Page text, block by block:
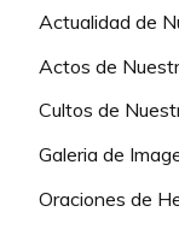
Actualidad de
Actos de
Cultos de
Galeria de
Oraciones de